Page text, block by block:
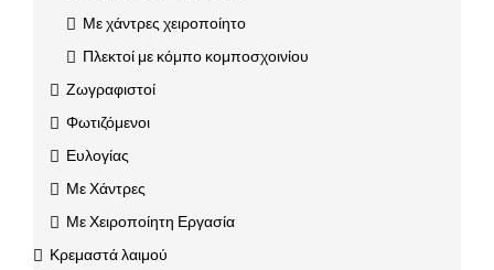
Με χάντρες χειροποίητο
Πλεκτοί με κόμπο κομποσχοινίου
Ζωγραφιστοί
Φωτιζόμενοι
Ευλογίας
Με Χάντρες
Με Χειροποίητη Εργασία
Κρεμαστά λαιμού